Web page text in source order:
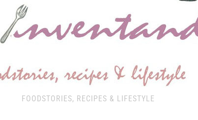
FOODSTORIES, RECIPES & LIFESTYLE